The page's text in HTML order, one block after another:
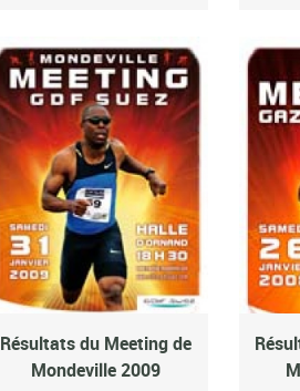
Résultats du Meeting de
Mondeville 2009